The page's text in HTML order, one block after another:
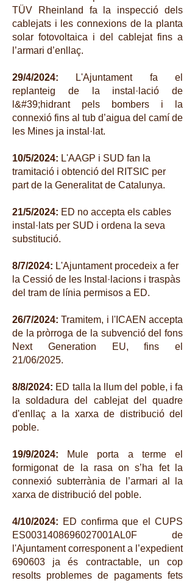
TÜV Rheinland fa la inspecció dels
cablejats i les connexions de la planta
solar fotovoltaica i del cablejat fins a
l’armari d’enllaç.
29/4/2024: L'Ajuntament fa el
replanteig de la instal·lació de
l&#39;hidrant pels bombers i la
connexió fins al tub d’aigua del camí de
les Mines ja instal·lat.
10/5/2024: L'AAGP i SUD fan la
tramitació i obtenció del RITSIC per
part de la Generalitat de Catalunya.
21/5/2024: ED no accepta els cables
instal·lats per SUD i ordena la seva
substitució.
8/7/2024: L'Ajuntament procedeix a fer
la Cessió de les Instal·lacions i traspàs
del tram de línia permisos a ED.
26/7/2024: Tramitem, i l'ICAEN accepta
de la pròrroga de la subvenció del fons
Next Generation EU, fins el
21/06/2025.
8/8/2024: ED talla la llum del poble, i fa
la soldadura del cablejat del quadre
d'enllaç a la xarxa de distribució del
poble.
19/9/2024: Mule porta a terme el
formigonat de la rasa on s’ha fet la
connexió subterrània de l’armari al la
xarxa de distribució del poble.
4/10/2024: ED confirma que el CUPS
ES0031408696027001AL0F de
l'Ajuntament corresponent a l’expedient
690603 ja és contractable, un cop
resolts problemes de pagaments fets